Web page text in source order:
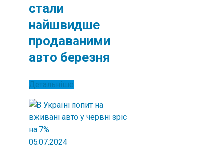
стали
найшвидше
продаваними
авто березня
Детальніше
05.07.2024